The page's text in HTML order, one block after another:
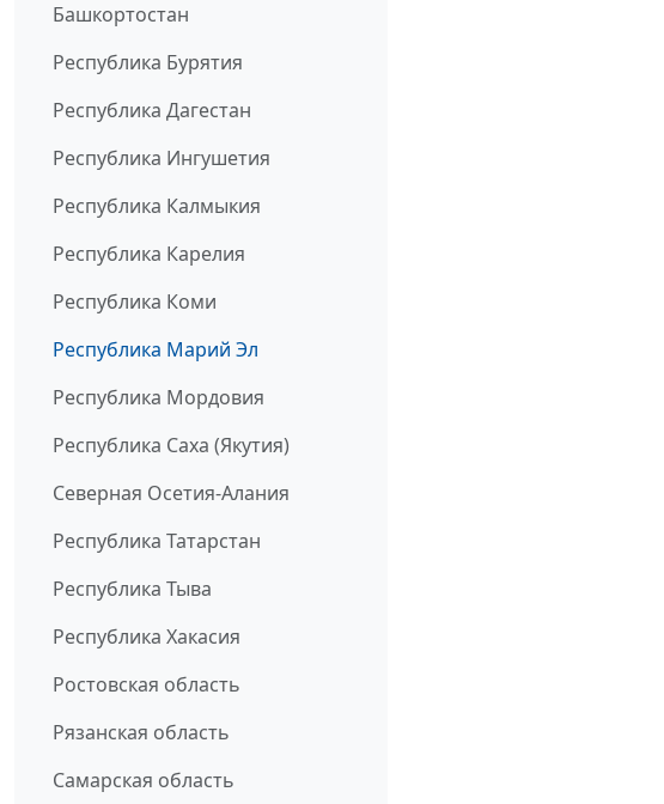
Башкортостан
Республика Бурятия
Республика Дагестан
Республика Ингушетия
Республика Калмыкия
Республика Карелия
Республика Коми
Республика Марий Эл
Республика Мордовия
Республика Саха (Якутия)
Северная Осетия-Алания
Республика Татарстан
Республика Тыва
Республика Хакасия
Ростовская область
Рязанская область
Самарская область